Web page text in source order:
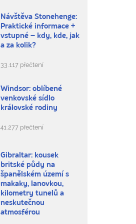
Návštěva Stonehenge:
Praktické informace +
vstupné – kdy, kde, jak
a za kolik?
33.117 přečtení
Windsor: oblíbené
venkovské sídlo
královské rodiny
41.277 přečtení
Gibraltar: kousek
britské půdy na
španělském území s
makaky, lanovkou,
kilometry tunelů a
neskutečnou
atmosférou